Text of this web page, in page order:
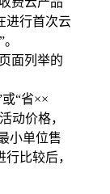
进行首次云
面列举的
“省××
动价格，
小单位售
比较后，